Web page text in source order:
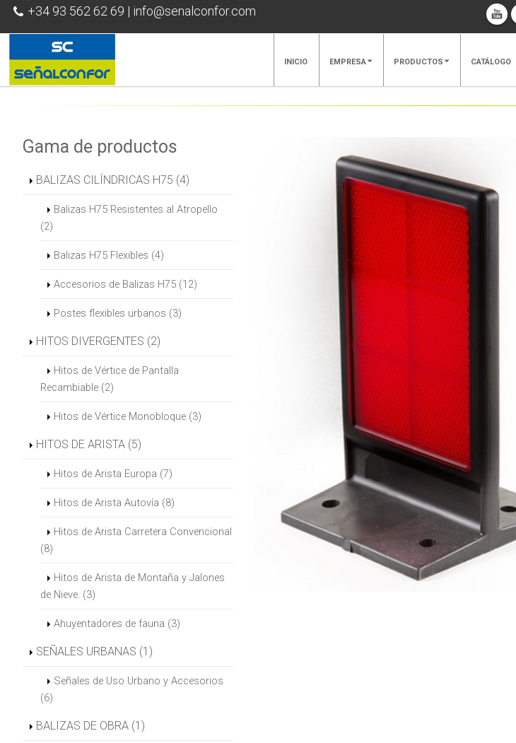
+34 93 562 62 69 | info@senalconfor.com
INICIO EMPRESA PRODUCTOS CATÁLOGO
Gama de productos
BALIZAS CILÍNDRICAS H75 (4)
Balizas H75 Resistentes al Atropello
(2)
Balizas H75 Flexibles (4)
Accesorios de Balizas H75 (12)
Postes flexibles urbanos (3)
HITOS DIVERGENTES (2)
Hitos de Vértice de Pantalla
Recambiable (2)
Hitos de Vértice Monobloque (3)
HITOS DE ARISTA (5)
Hitos de Arista Europa (7)
Hitos de Arista Autovía (8)
Hitos de Arista Carretera Convencional
(8)
Hitos de Arista de Montaña y Jalones
de Nieve. (3)
Ahuyentadores de fauna (3)
SEÑALES URBANAS (1)
Señales de Uso Urbano y Accesorios
(6)
BALIZAS DE OBRA (1)